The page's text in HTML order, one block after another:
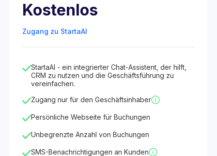
Kostenlos
Zugang zu StartaAI
StartaAI - ein integrierter Chat-Assistent, der hilft,
CRM zu nutzen und die Geschäftsführung zu
vereinfachen.
Zugang nur für den Geschäftsinhaber
Persönliche Webseite für Buchungen
Unbegrenzte Anzahl von Buchungen
SMS-Benachrichtigungen an Kunden